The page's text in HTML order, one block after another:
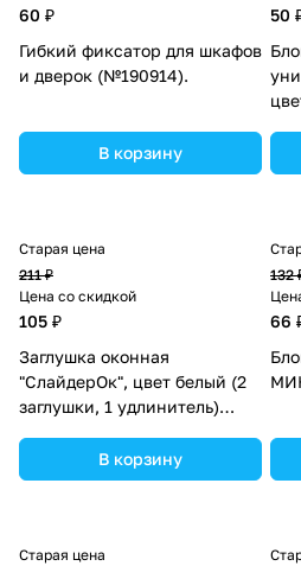
60 ₽
Гибкий фиксатор для шкафов
и дверок (№190914).
В корзину
50
Старая цена
211 ₽
Цена со скидкой
105 ₽
Заглушка оконная
"СлайдерОк", цвет белый (2
заглушки, 1 удлинитель)
В корзину
132
66
Старая цена